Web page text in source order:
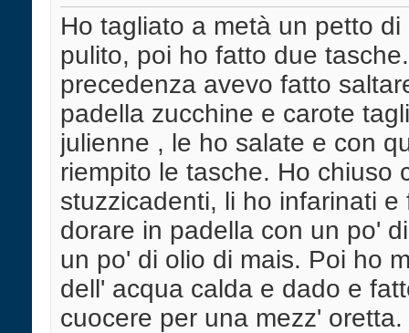
Ho tagliato a metà un petto di
pulito, poi ho fatto due
precedenza avevo fatto
padella zucchine e carote
julienne , le ho salate e con
riempito le tasche. Ho chiuso
stuzzicadenti, li ho infarinati e
dorare in padella con un po'
un po' di olio di mais. Poi ho
dell' acqua calda e dado e
cuocere per una mezz'